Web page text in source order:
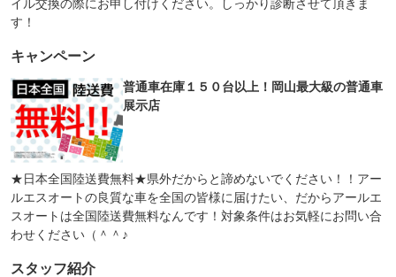
イル交換の際にお申し付けください。しっかり診断させて頂きま
す！
キャンペーン
普通車在庫１５０台以上！岡山最大級の普通車
展示店
★日本全国陸送費無料★県外だからと諦めないでください！！アー
ルエスオートの良質な車を全国の皆様に届けたい、だからアールエ
スオートは全国陸送費無料なんです！対象条件はお気軽にお問い合
わせください（＾＾♪
スタッフ紹介